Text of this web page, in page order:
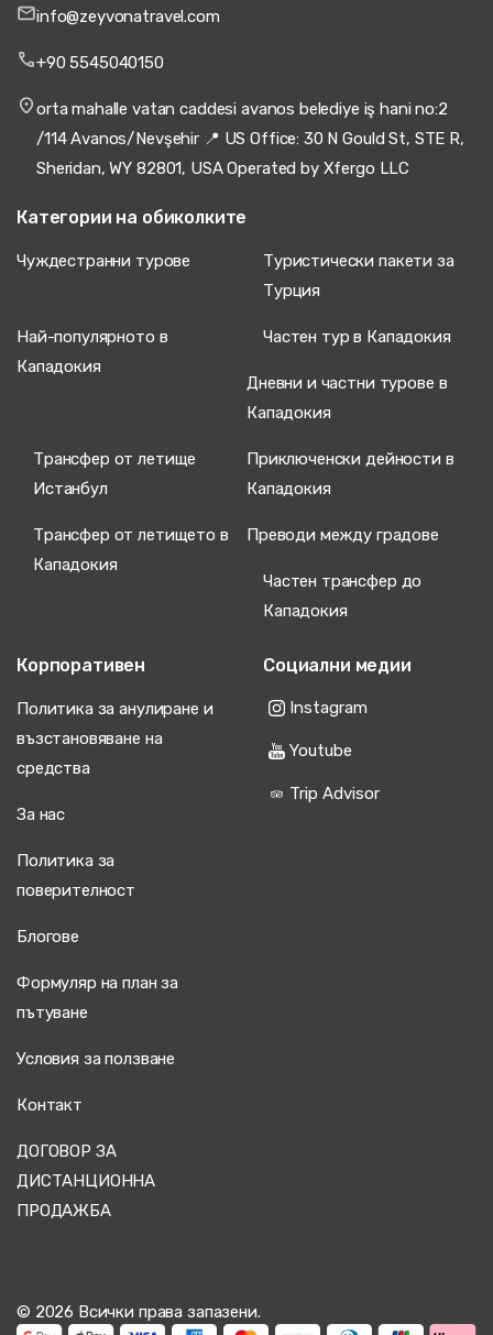
info@zeyvonatravel.com
+90 5545040150
orta mahalle vatan caddesi avanos belediye iş hani no:2
/114 Avanos/Nevşehir 📍 US Office: 30 N Gould St, STE R,
Sheridan, WY 82801, USA Operated by Xfergo LLC
Категории на обиколките
Чуждестранни турове
Туристически пакети за
Турция
Най-популярното в
Кападокия
Частен тур в Кападокия
Дневни и частни турове в
Кападокия
Трансфер от летище
Истанбул
Приключенски дейности в
Кападокия
Трансфер от летището в
Кападокия
Преводи между градове
Частен трансфер до
Кападокия
Корпоративен
Политика за анулиране и
възстановяване на
средства
За нас
Политика за
поверителност
Блогове
Формуляр на план за
пътуване
Условия за ползване
Контакт
ДОГОВОР ЗА
ДИСТАНЦИОННА
ПРОДАЖБА
Социални медии
Instagram
Youtube
Trip Advisor
© 2026 Всички права запазени.